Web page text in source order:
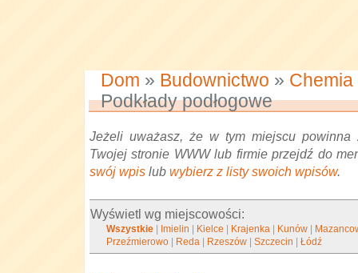
Dom » Budownictwo »
Podkłady podłogowe
Jeżeli uważasz, że w tym miejscu powinna
Twojej stronie WWW lub firmie przejdź do
swój wpis lub wybierz z listy swoich wpisów.
Wyświetl wg miejscowości:
Wszystkie Imielin Kielce Krajenka Kunów
Przeźmierowo
Reda Rzeszów |Szczecin |Łódź